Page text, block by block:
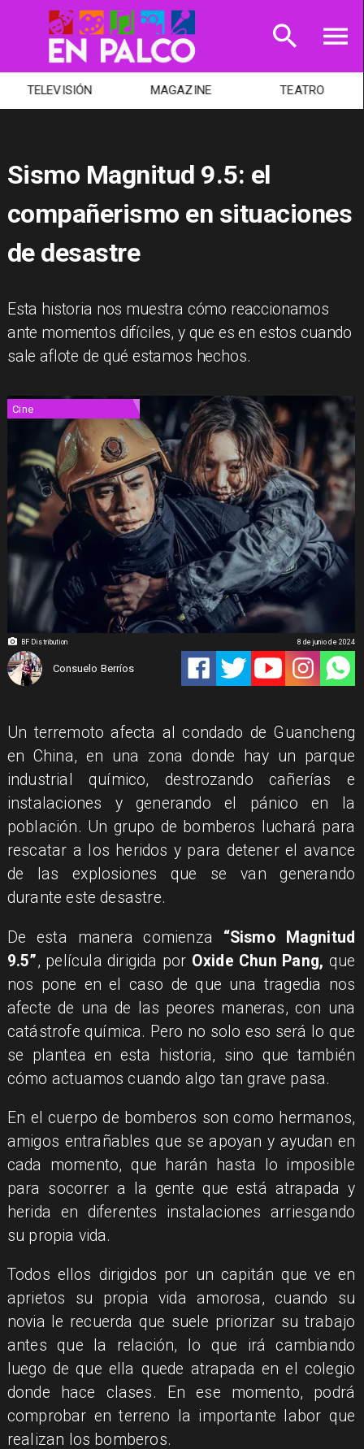
TELEVISIÓN MAGAZINE TEATRO
Sismo Magnitud 9.5: el
compañerismo en situaciones
de desastre
Esta historia nos muestra cómo reaccionamos
ante momentos difíciles, y que es en estos cuando
sale aflote de qué estamos hechos.
BF Distribution
Cine
Consuelo Berríos
8 de junio de 2024
Un terremoto afecta al condado de Guancheng
en China, en una zona donde hay un parque
industrial químico, destrozando cañerías e
instalaciones y generando el pánico en la
población. Un grupo de bomberos luchará para
rescatar a los heridos y para detener el avance
de las explosiones que se van generando
durante este desastre.
De esta manera comienza “Sismo Magnitud
9.5”, película dirigida por Oxide Chun Pang, que
nos pone en el caso de que una tragedia nos
afecte de una de las peores maneras, con una
catástrofe química. Pero no solo eso será lo que
se plantea en esta historia, sino que también
cómo actuamos cuando algo tan grave pasa.
En el cuerpo de bomberos son como hermanos,
amigos entrañables que se apoyan y ayudan en
cada momento, que harán hasta lo imposible
para socorrer a la gente que está atrapada y
herida en diferentes instalaciones arriesgando
su propia vida.
Todos ellos dirigidos por un capitán que ve en
aprietos su propia vida amorosa, cuando su
novia le recuerda que suele priorizar su trabajo
antes que la relación, lo que irá cambiando
luego de que ella quede atrapada en el colegio
donde hace clases. En ese momento, podrá
comprobar en terreno la importante labor que
realizan los bomberos.